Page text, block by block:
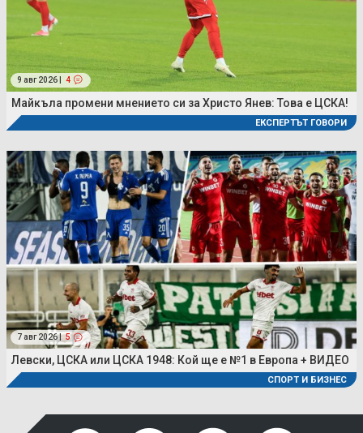
9 авг 2026 | 4
Майкъла промени мнението си за Христо Янев: Това е ЦСКА!
ЕКСПЕРТЪТ ГОВОРИ
7 авг 2026 | 5
Левски, ЦСКА или ЦСКА 1948: Кой ще е №1 в Европа + ВИДЕО
СПОРТ И БИЗНЕС